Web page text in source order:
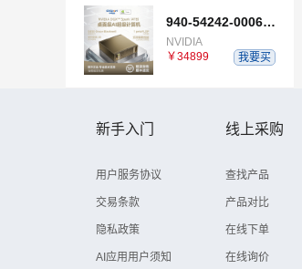
940-54242-0006-000
NVIDIA
￥34899
我要买
新手入门
用户服务协议
交易条款
隐私政策
AI应用用户须知
线上采购
查找产品
产品对比
在线下单
在线询价